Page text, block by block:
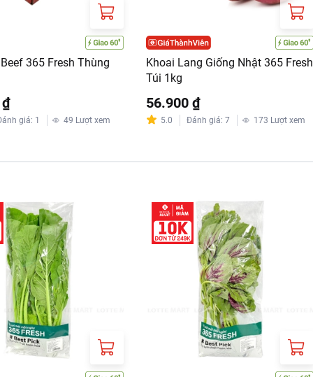
365 Fresh Thùng
giá: 1 49 Lượt xem
Khoai Lang Giống Nhật 365 Fresh
Túi 1kg
56.900 ₫
5.0 Đánh giá: 7 173 Lượt xem